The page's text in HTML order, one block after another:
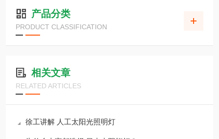
产品分类
PRODUCT CLASSIFICATION
相关文章
RELATED ARTICLES
徐工讲解 人工太阳光照明灯